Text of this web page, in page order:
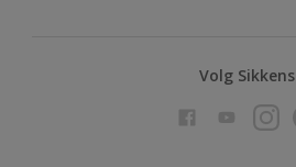
Volg Sikkens